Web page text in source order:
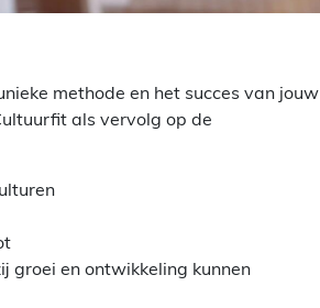
methode en het succes van jouw
als vervolg op de
groei en ontwikkeling kunnen